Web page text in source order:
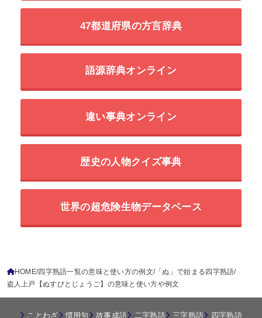
47都道府県の方言辞典
語源辞典オンライン
違い事典オンライン
歴史の人物クイズ事典
世界の超危険生物データベース
HOME 四字熟語一覧の意味と使い方の例文 「ぬ」で始まる四字熟語
盗人上戸【ぬすびとじょうご】の意味と使い方や例文
ことわざ 慣用句 故事成語 二字熟語 三字熟語 四字熟語